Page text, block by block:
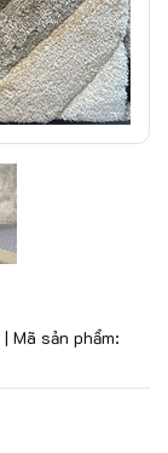
| Mã sản phẩm: